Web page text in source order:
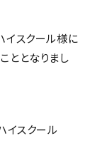
イスクール様に
ととなりまし
スクール